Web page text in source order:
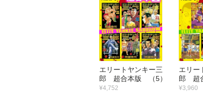
エリートヤンキー三
郎 超合本版 （5）
¥4,752
エリー
郎 超
¥3,960